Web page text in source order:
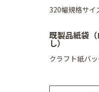
320幅規格サイ
既製品紙袋
し）
クラフト紙バ